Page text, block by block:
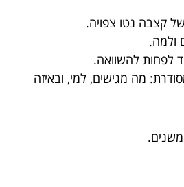
קצבה נטו צפויה.
ולמה.
לפחות להשוואה.
מה מגישים, למי, ובאיזה